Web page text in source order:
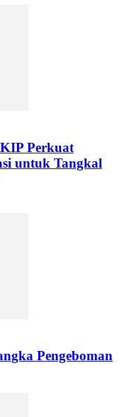
Perkuat
untuk Tangkal
Pengeboman